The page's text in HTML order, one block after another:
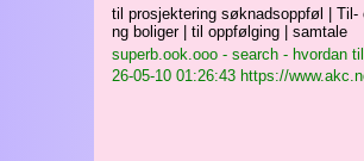
til prosjektering søknadsoppføl | Til-
ng boliger | til oppfølging | samtale
superb.ook.ooo - search - hvordan
26-05-10 01:26:43 https://